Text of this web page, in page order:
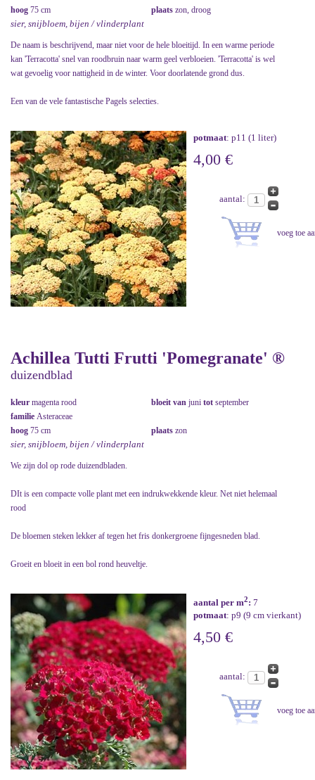
hoog 75 cm plaats zon, droog
sier, snijbloem, bijen / vlinderplant
De naam is beschrijvend, maar niet voor de hele bloeitijd. In een warme periode
kan 'Terracotta' snel van roodbruin naar warm geel verbloeien. 'Terracotta' is wel
wat gevoelig voor nattigheid in de winter. Voor doorlatende grond dus.
Een van de vele fantastische Pagels selecties.
potmaat: p11 (1 liter)
4,00 €
aantal:
Achillea Tutti Frutti 'Pomegranate' ®
duizendblad
kleur magenta rood bloeit van juni tot september
familie Asteraceae
hoog 75 cm plaats zon
sier, snijbloem, bijen / vlinderplant
We zijn dol op rode duizendbladen.
DIt is een compacte volle plant met een indrukwekkende kleur. Net niet helemaal
rood
De bloemen steken lekker af tegen het fris donkergroene fijngesneden blad.
Groeit en bloeit in een bol rond heuveltje.
aantal per m2: 7
potmaat: p9 (9 cm vierkant)
4,50 €
aantal: